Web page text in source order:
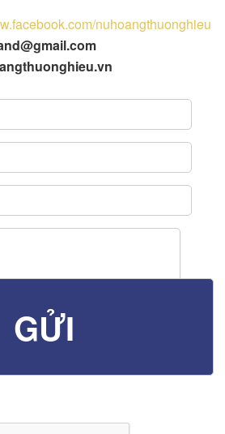
nuhoangthuonghieu